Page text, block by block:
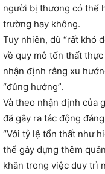
người bị thương có thể
trường hay không.
Tuy nhiên, dù “rất khó
về quy mô tổn thất
nhận định rằng xu
“đúng hướng”.
Và theo nhận định của
đã gây ra tác động
“Với tỷ lệ tổn thất như
thể gây dựng thêm
khăn trong việc duy trì